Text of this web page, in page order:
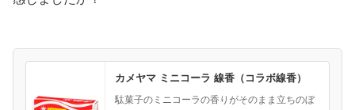
カメヤマ ミニコーラ 線香（コラボ線香）
駄菓子のミニコーラの香りがそのまま立ちのぼ